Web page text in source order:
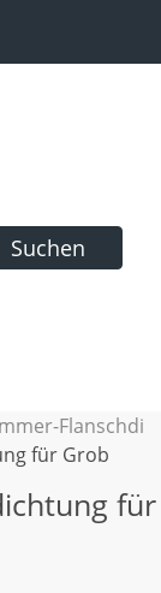
Suchen
Flanschdi
für Grob
für